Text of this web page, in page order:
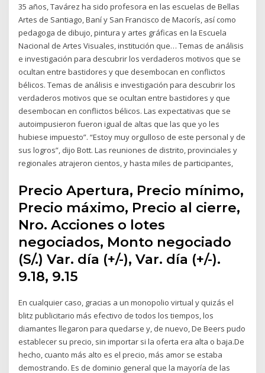
35 años, Tavárez ha sido profesora en las escuelas de Bellas
Artes de Santiago, Baní y San Francisco de Macorís, así como
pedagoga de dibujo, pintura y artes gráficas en la Escuela
Nacional de Artes Visuales, institución que… Temas de análisis
e investigación para descubrir los verdaderos motivos que se
ocultan entre bastidores y que desembocan en conflictos
bélicos. Temas de análisis e investigación para descubrir los
verdaderos motivos que se ocultan entre bastidores y que
desembocan en conflictos bélicos. Las expectativas que se
autoimpusieron fueron igual de altas que las que yo les
hubiese impuesto”. “Estoy muy orgulloso de este personal y de
sus logros”, dijo Bott. Las reuniones de distrito, provinciales y
regionales atrajeron cientos, y hasta miles de participantes,
Precio Apertura, Precio mínimo,
Precio máximo, Precio al cierre,
Nro. Acciones o lotes
negociados, Monto negociado
(S/.) Var. día (+/-), Var. día (+/-).
9.18, 9.15
En cualquier caso, gracias a un monopolio virtual y quizás el
blitz publicitario más efectivo de todos los tiempos, los
diamantes llegaron para quedarse y, de nuevo, De Beers pudo
establecer su precio, sin importar si la oferta era alta o baja.De
hecho, cuanto más alto es el precio, más amor se estaba
demostrando. Es de dominio general que la mayoría de las